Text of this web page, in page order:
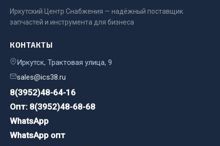
Система питания
Система охлаждения
Тормозная система
Показать ещё
Весь раздел
Запчасти ЯМЗ
Иркутский Центр Снабжения — надёжный поставщик
запчастей и инструмента для бизнеса
КОНТАКТЫ
Иркутск, Трактовая улица, 9
sales@ics38.ru
8(3952)48-64-16
Опт: 8(3952)48-68-68
WhatsApp
WhatsApp опт